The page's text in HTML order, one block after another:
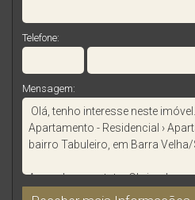
Telefone:
Mensagem: